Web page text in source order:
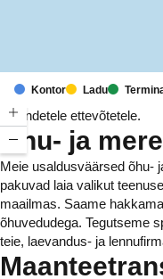
Kontor Ladu
Meil on kontorid ja
riigis. Me pakume ja
tuhandetele ettevõtetele.
Õhu- ja
Meie usaldusväärsed õhu-
pakuvad laia valikut
maailmas. Saame
õhuvedudega. Tegutseme
teie, laevandus- ja